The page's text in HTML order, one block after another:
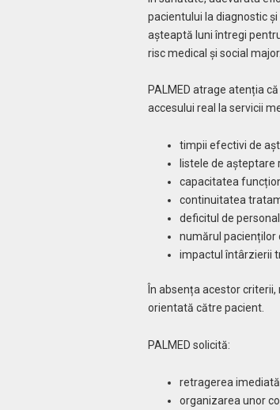
pacientului la diagnostic
așteaptă luni întregi
risc medical și social major.
PALMED atrage atenția
accesului real la servicii
timpii efectivi de
listele de așteptare
capacitatea
continuitatea
deficitul de
numărul pacienților
impactul întârzierii
În absența acestor
orientată către pacient.
PALMED solicită:
retragerea
organizarea unor